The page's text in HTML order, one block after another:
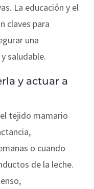
La educación y el
claves para
una
saludable.
y actuar a
tejido mamario
o cuando
de la leche.